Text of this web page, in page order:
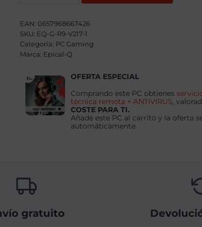
AMD
Ryzen
9
9900X,
64GB,
4TB
NVME,
RTX
5070Ti+
Windows
11
Pro
EAN: 0657968667426
SKU: EQ-G-R9-V217-1
Categoría: PC Gaming
Marca: Epical-Q
OFERTA ESPECIAL
Comprando este PC obtienes
técnica remota + ANTIVIRUS,
COSTE PARA TI.
Añade este PC al carrito y la oferta
automáticamente.
gratuito